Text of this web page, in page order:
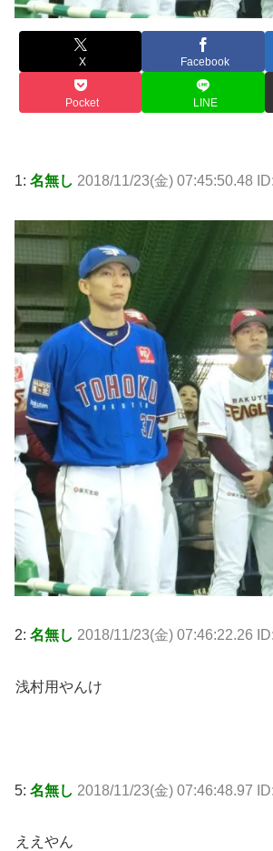
X Facebook
Pocket LINE
1: 名無し 2018/11/23(金) 07:45:50.48
2: 名無し 2018/11/23(金) 07:46:22.26
浅村用やんけ
5: 名無し 2018/11/23(金) 07:46:48.97
ええやん